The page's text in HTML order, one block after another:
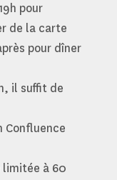
pour
de la carte
pour dîner
il suffit de
Confluence
limitée à 60